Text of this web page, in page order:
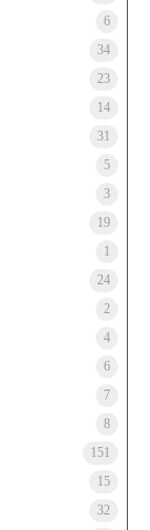
6
34
23
14
31
5
3
19
1
24
2
4
6
7
8
151
15
32